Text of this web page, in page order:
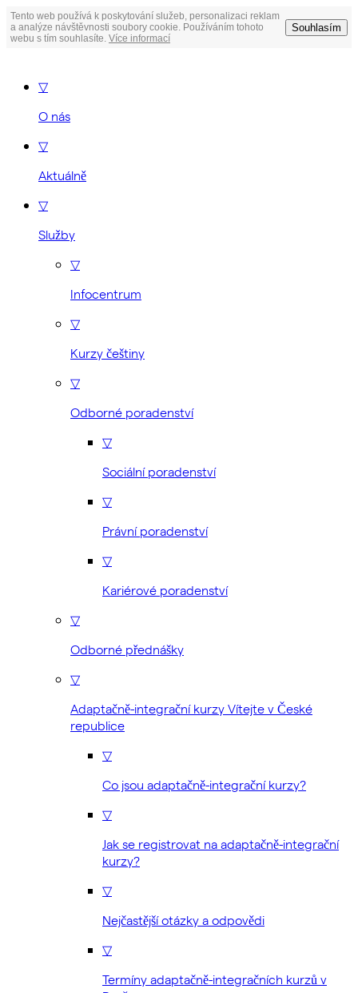
Tento web používá k poskytování služeb, personalizaci reklam
a analýze návštěvnosti soubory cookie. Používáním tohoto
webu s tím souhlasíte. Více informací
Souhlasím
▽
O nás
▽
Aktuálně
▽
Služby
▽
Infocentrum
▽
Kurzy češtiny
▽
Odborné poradenství
▽
Sociální poradenství
▽
Právní poradenství
▽
Kariérové poradenství
▽
Odborné přednášky
▽
Adaptačně-integrační kurzy Vítejte v České
republice
▽
Co jsou adaptačně-integrační kurzy?
▽
Jak se registrovat na adaptačně-integrační
kurzy?
▽
Nejčastější otázky a odpovědi
▽
Termíny adaptačně-integračních kurzů v